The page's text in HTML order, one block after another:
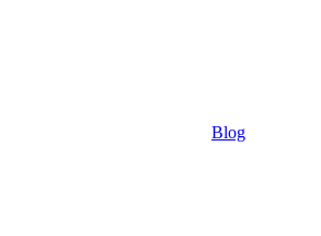
Blog